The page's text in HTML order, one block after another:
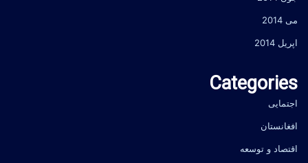
می 2014
اپریل 2014
Categories
اجتمایی
افغانستان
اقتصاد و توسعه